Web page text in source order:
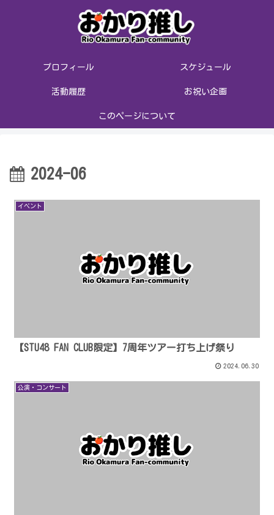
プロフィール スケジュール
活動履歴 お祝い企画
このページについて
2024-06
イベント
【STU48 FAN CLUB限定】7周年ツアー打ち上げ祭り
2024.06.30
公演・コンサート